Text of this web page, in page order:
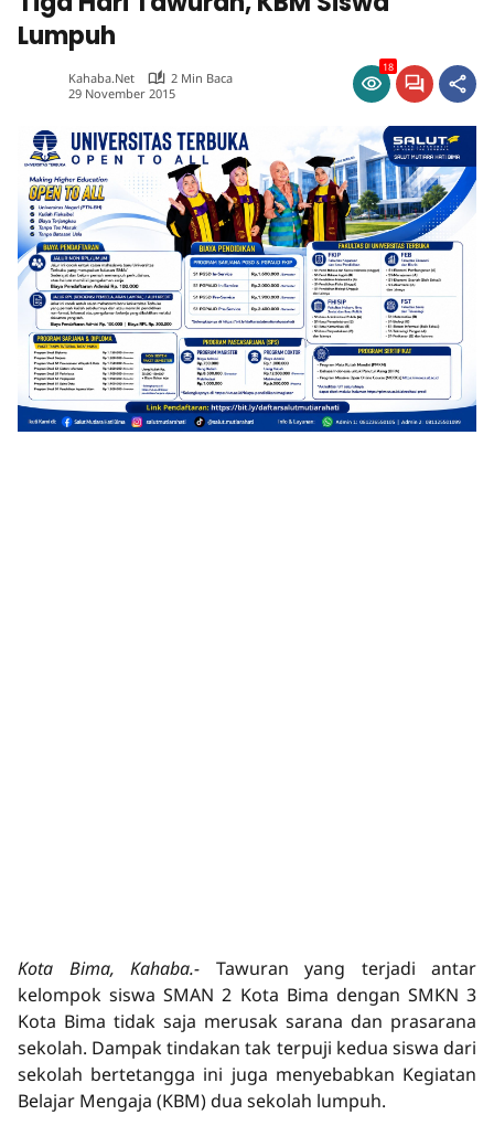
Lumpuh
Kahaba.net
2 Min Baca
29 November 2015
18
Kota Bima, Kahaba.- Tawuran yang terjadi antar
kelompok siswa SMAN 2 Kota Bima dengan SMKN 3
Kota Bima tidak saja merusak sarana dan prasarana
sekolah. Dampak tindakan tak terpuji kedua siswa dari
sekolah bertetangga ini juga menyebabkan Kegiatan
Belajar Mengaja (KBM) dua sekolah lumpuh.